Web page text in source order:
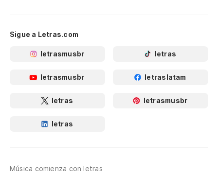
Sigue a Letras.com
letrasmusbr letras
letrasmusbr letraslatam
letras letrasmusbr
letras
Música comienza con letras